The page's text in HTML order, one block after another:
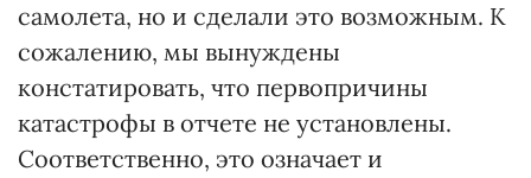
самолета, но и сделали это возможным. К
сожалению, мы вынуждены
констатировать, что первопричины
катастрофы в отчете не установлены.
Соответственно, это означает и